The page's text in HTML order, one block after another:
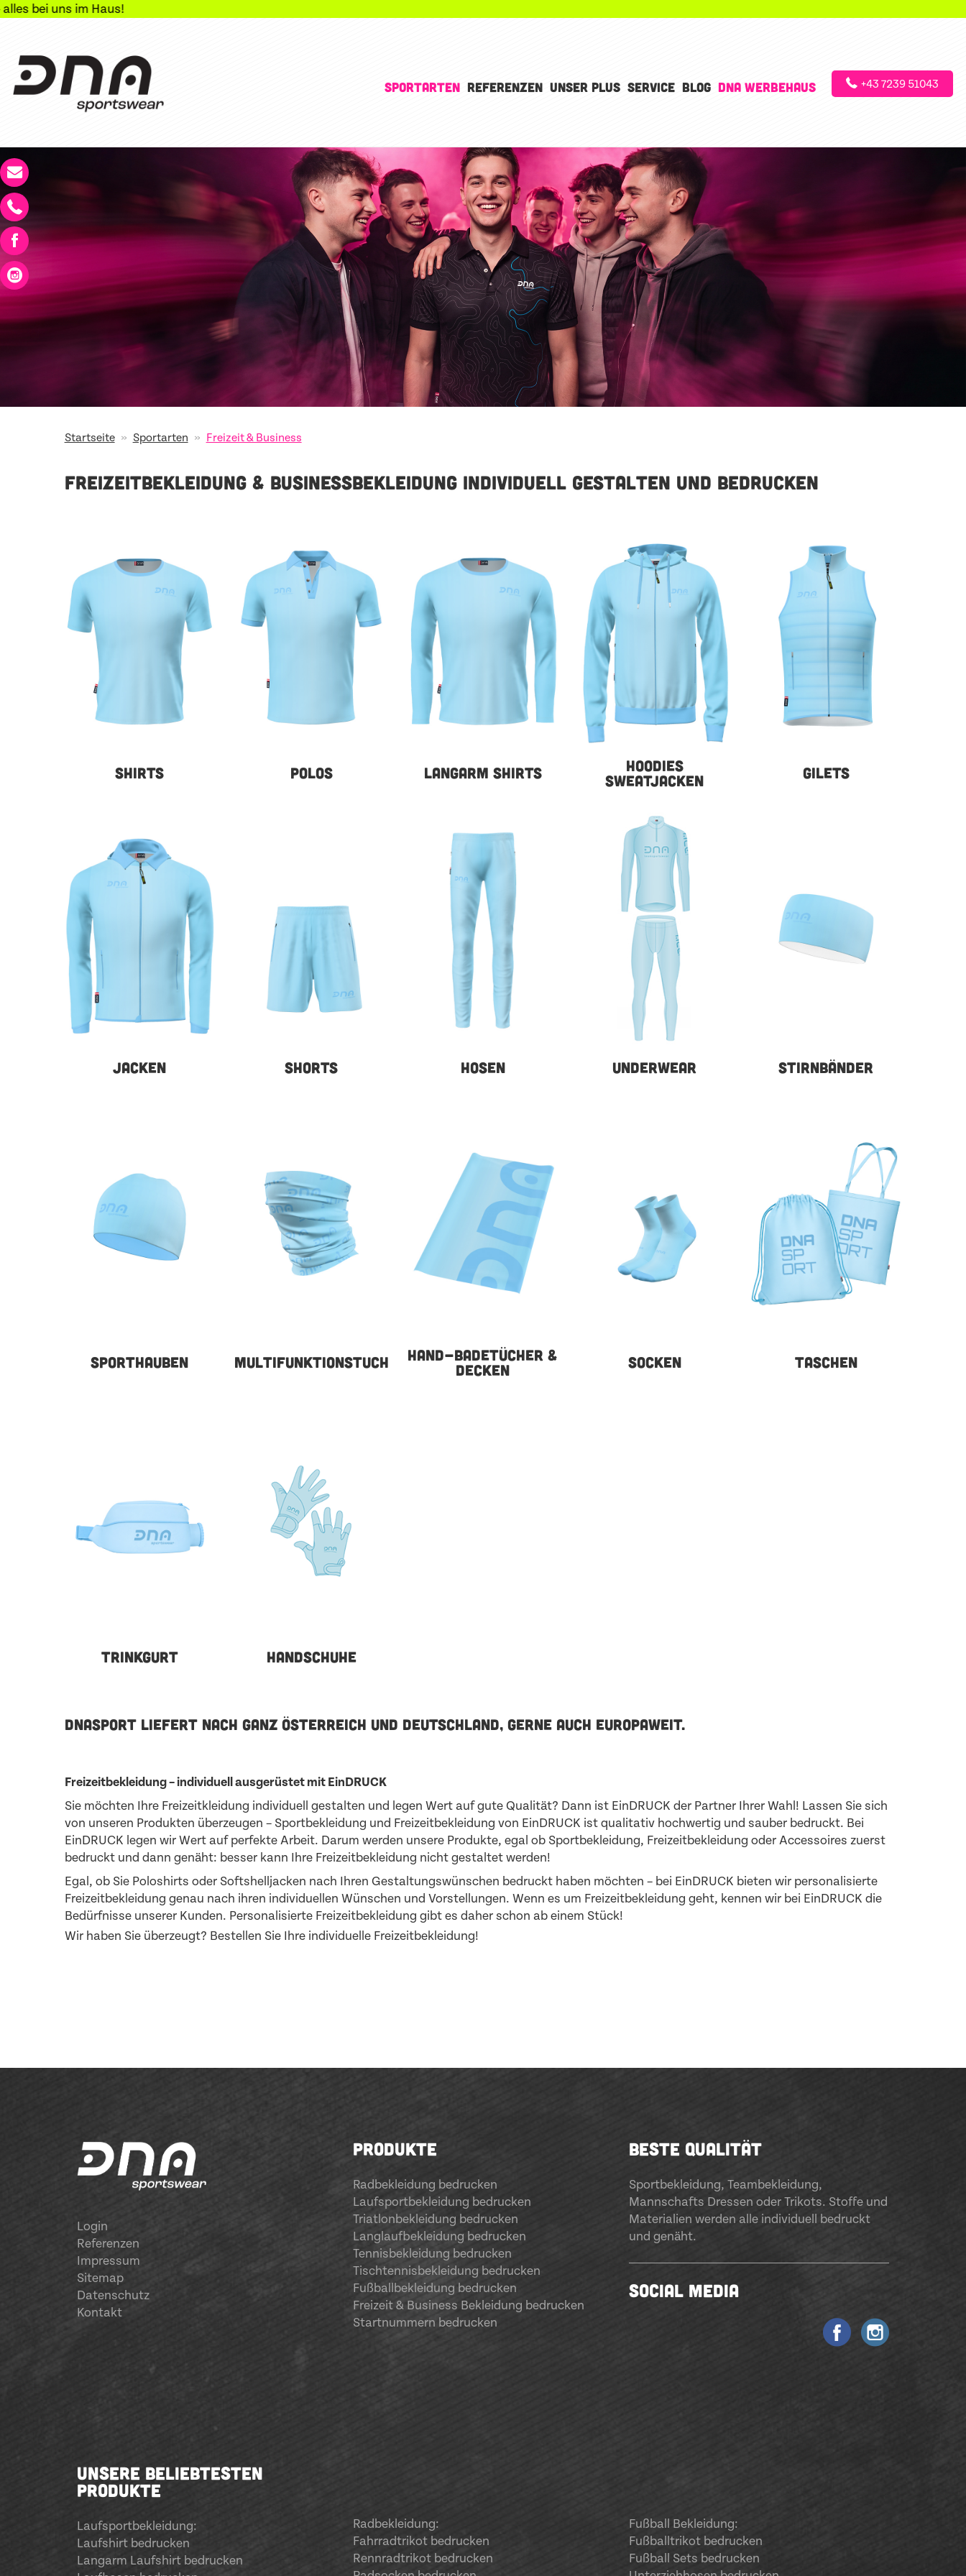
+43 7239 51043
SPORTARTEN REFERENZEN UNSER PLUS SERVICE BLOG DNA WERBEHAUS
Startseite » Sportarten » Freizeit & Business
FREIZEITBEKLEIDUNG & BUSINESSBEKLEIDUNG INDIVIDUELL GESTALTEN UND BEDRUCKEN
SHIRTS POLOS LANGARM SHIRTS
HOODIES
SWEATJACKEN
GILETS
JACKEN SHORTS HOSEN UNDERWEAR STIRNBÄNDER
SPORTHAUBEN MULTIFUNKTIONSTUCH
HAND-BADETÜCHER &
DECKEN
SOCKEN TASCHEN
TRINKGURT HANDSCHUHE
DNASPORT LIEFERT NACH GANZ ÖSTERREICH UND DEUTSCHLAND, GERNE AUCH EUROPAWEIT.
Freizeitbekleidung – individuell ausgerüstet mit EinDRUCK
Sie möchten Ihre Freizeitkleidung individuell gestalten und legen Wert auf gute Qualität? Dann ist EinDRUCK der Partner Ihrer Wahl! Lassen Sie sich
von unseren Produkten überzeugen – Sportbekleidung und Freizeitbekleidung von EinDRUCK ist qualitativ hochwertig und sauber bedruckt. Bei
EinDRUCK legen wir Wert auf perfekte Arbeit. Darum werden unsere Produkte, egal ob Sportbekleidung, Freizeitbekleidung oder Accessoires zuerst
bedruckt und dann genäht: besser kann Ihre Freizeitbekleidung nicht gestaltet werden!
Egal, ob Sie Poloshirts oder Softshelljacken nach Ihren Gestaltungswünschen bedruckt haben möchten – bei EinDRUCK bieten wir personalisierte
Freizeitbekleidung genau nach ihren individuellen Wünschen und Vorstellungen. Wenn es um Freizeitbekleidung geht, kennen wir bei EinDRUCK die
Bedürfnisse unserer Kunden. Personalisierte Freizeitbekleidung gibt es daher schon ab einem Stück!
Wir haben Sie überzeugt? Bestellen Sie Ihre individuelle Freizeitbekleidung!
Login
Referenzen
Impressum
Sitemap
Datenschutz
Kontakt
PRODUKTE
Radbekleidung bedrucken
Laufsportbekleidung bedrucken
Triatlonbekleidung bedrucken
Langlaufbekleidung bedrucken
Tennisbekleidung bedrucken
Tischtennisbekleidung bedrucken
Fußballbekleidung bedrucken
Freizeit & Business Bekleidung bedrucken
Startnummern bedrucken
BESTE QUALITÄT
Sportbekleidung,Teambekleidung,
Mannschafts Dressen oder Trikots. Stoffe und
Materialien werden alle individuell bedruckt
und genäht.
SOCIAL MEDIA
UNSERE BELIEBTESTEN
PRODUKTE
Laufsportbekleidung:
Laufshirt bedrucken
Langarm Laufshirt bedrucken
Radbekleidung:
Fahrradtrikot bedrucken
Rennradtrikot bedrucken
Fußball Bekleidung:
Fußballtrikot bedrucken
Fußball Sets bedrucken